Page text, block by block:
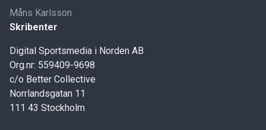
Måns Karlsson
Skribenter
Digital Sportsmedia i Norden AB
Org.nr: 559409-9698
c/o Better Collective
Norrlandsgatan 11
111 43 Stockholm